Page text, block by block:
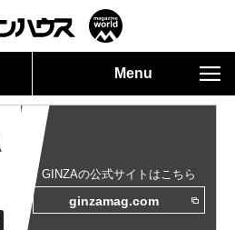
Menu
GINZAの公式サイトはこちら
ginzamag.com